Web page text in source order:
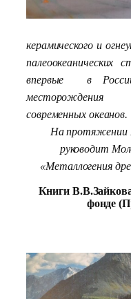
керамического и
впервые в
месторождения
современных океанов.
На протяжении
руководит
«Металлогения
Книги
фонде